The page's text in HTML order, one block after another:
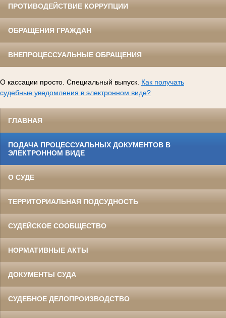
ПРОТИВОДЕЙСТВИЕ КОРРУПЦИИ
ОБРАЩЕНИЯ ГРАЖДАН
ВНЕПРОЦЕССУАЛЬНЫЕ ОБРАЩЕНИЯ
О кассации просто. Специальный выпуск. Как получать
судебные уведомления в электронном виде?
ГЛАВНАЯ
ПОДАЧА ПРОЦЕССУАЛЬНЫХ ДОКУМЕНТОВ В
ЭЛЕКТРОННОМ ВИДЕ
О СУДЕ
ТЕРРИТОРИАЛЬНАЯ ПОДСУДНОСТЬ
СУДЕЙСКОЕ СООБЩЕСТВО
НОРМАТИВНЫЕ АКТЫ
ДОКУМЕНТЫ СУДА
СУДЕБНОЕ ДЕЛОПРОИЗВОДСТВО